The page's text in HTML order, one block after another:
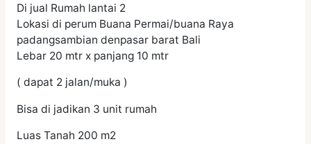
Di jual Rumah lantai 2
Lokasi di perum Buana Permai/buana Raya
padangsambian denpasar barat Bali
Lebar 20 mtr x panjang 10 mtr
( dapat 2 jalan/muka )
Bisa di jadikan 3 unit rumah
Luas Tanah 200 m2